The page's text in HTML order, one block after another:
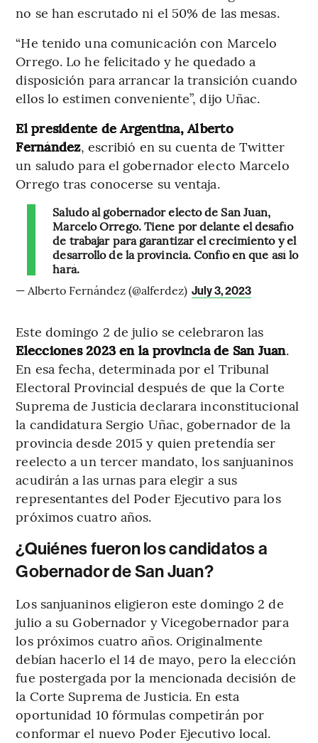
no se han escrutado ni el 50% de las mesas.
“He tenido una comunicación con Marcelo
Orrego. Lo he felicitado y he quedado a
disposición para arrancar la transición cuando
ellos lo estimen conveniente”, dijo Uñac.
El presidente de Argentina, Alberto
Fernández, escribió en su cuenta de Twitter
un saludo para el gobernador electo Marcelo
Orrego tras conocerse su ventaja.
Saludo al gobernador electo de San Juan,
Marcelo Orrego. Tiene por delante el desafío
de trabajar para garantizar el crecimiento y el
desarrollo de la provincia. Confío en que así lo
hará.
— Alberto Fernández (@alferdez) July 3, 2023
Este domingo 2 de julio se celebraron las
Elecciones 2023 en la provincia de San Juan.
En esa fecha, determinada por el Tribunal
Electoral Provincial después de que la Corte
Suprema de Justicia declarara inconstitucional
la candidatura Sergio Uñac, gobernador de la
provincia desde 2015 y quien pretendía ser
reelecto a un tercer mandato, los sanjuaninos
acudirán a las urnas para elegir a sus
representantes del Poder Ejecutivo para los
próximos cuatro años.
¿Quiénes fueron los candidatos a
Gobernador de San Juan?
Los sanjuaninos eligieron este domingo 2 de
julio a su Gobernador y Vicegobernador para
los próximos cuatro años. Originalmente
debían hacerlo el 14 de mayo, pero la elección
fue postergada por la mencionada decisión de
la Corte Suprema de Justicia. En esta
oportunidad 10 fórmulas competirán por
conformar el nuevo Poder Ejecutivo local.